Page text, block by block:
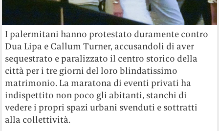
I palermitani hanno protestato duramente contro
Dua Lipa e Callum Turner, accusandoli di aver
sequestrato e paralizzato il centro storico della
città per i tre giorni del loro blindatissimo
matrimonio. La maratona di eventi privati ha
indispettito non poco gli abitanti, stanchi di
vedere i propri spazi urbani svenduti e sottratti
alla collettività.